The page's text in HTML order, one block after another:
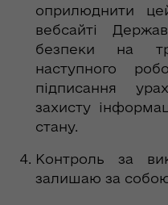
оприлюднити
вебсайті
безпеки на
наступного
підписання
захисту
стану.
Контроль за
залишаю за